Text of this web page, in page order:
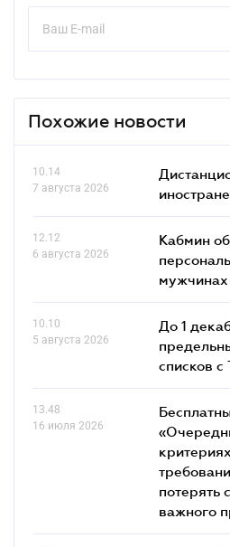
Похожие новости
10.14
7 августа 2026
12.12
6 августа 2026
Кабмин
10.10
5 августа 2026
До 1
списков c
13.48
16 июля 2026
потерять
важного